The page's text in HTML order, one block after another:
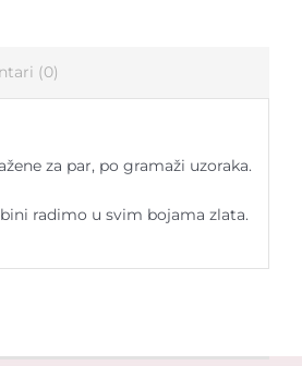
(0)
za par, po gramaži uzoraka.
radimo u svim bojama zlata.